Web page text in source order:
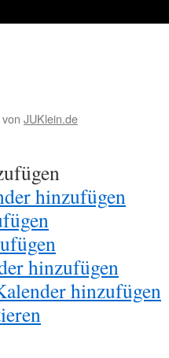
von JUKlein.de
hinzufügen
hinzufügen
hinzufügen